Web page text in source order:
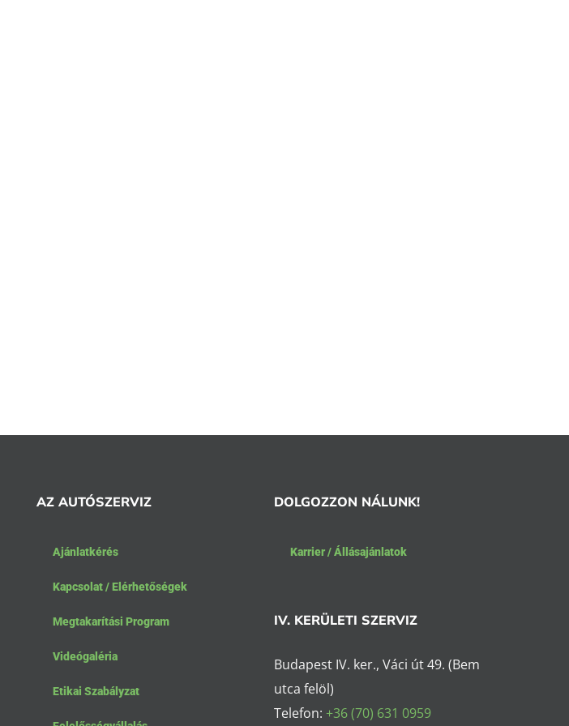
AZ AUTÓSZERVIZ
Ajánlatkérés
Kapcsolat / Elérhetőségek
Megtakarítási Program
Videógaléria
Etikai Szabályzat
DOLGOZZON NÁLUNK!
Karrier / Állásajánlatok
IV. KERÜLETI SZERVIZ
Budapest IV. ker., Váci út 49. (Bem
utca felöl)
Telefon: +36 (70) 631 0959